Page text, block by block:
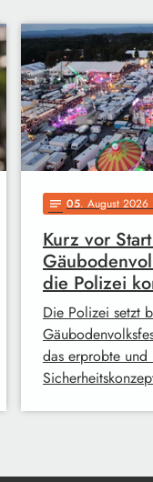
notes 05. August 2026
Kurz vor
die Polizei
Die Polizei setzt
das erprobte und